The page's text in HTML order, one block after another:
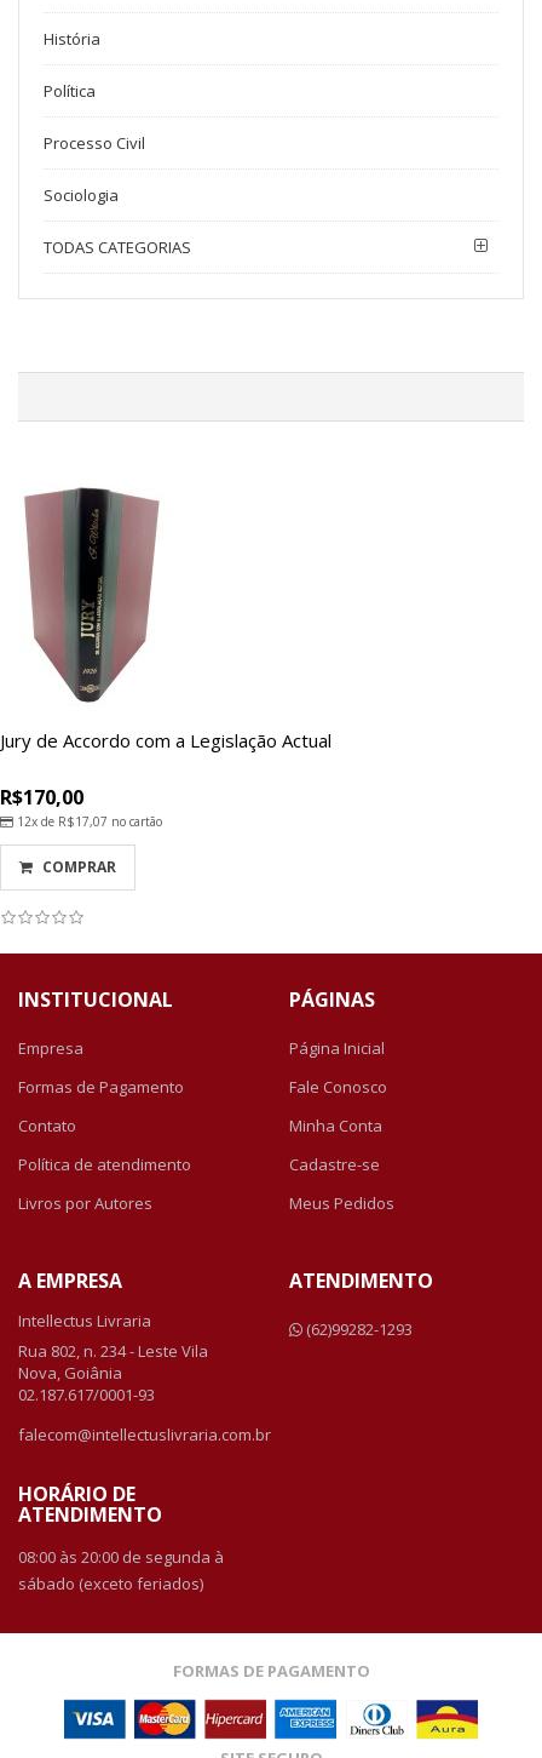
História
Política
Processo Civil
Sociologia
TODAS CATEGORIAS
Jury de Accordo com a Legislação Actual
R$170,00
12x de R$17,07 no cartão
COMPRAR
INSTITUCIONAL
Empresa
Formas de Pagamento
Contato
Política de atendimento
Livros por Autores
PÁGINAS
Página Inicial
Fale Conosco
Minha Conta
Cadastre-se
Meus Pedidos
A EMPRESA
Intellectus Livraria
Rua 802, n. 234 - Leste Vila
Nova, Goiânia
02.187.617/0001-93
falecom@intellectuslivraria.com.br
HORÁRIO DE
ATENDIMENTO
08:00 às 20:00 de segunda à
sábado (exceto feriados)
ATENDIMENTO
(62)99282-1293
FORMAS DE PAGAMENTO